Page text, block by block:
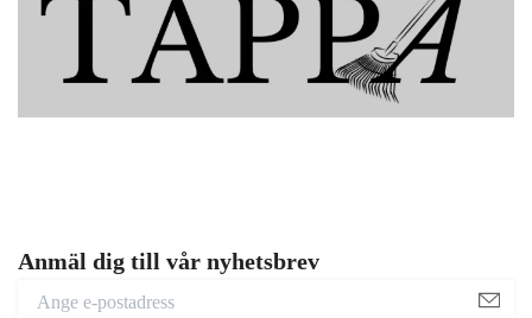
Anmäl dig till vår nyhetsbrev